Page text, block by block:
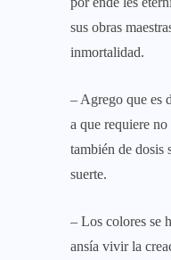
sus obras
inmortalidad.
– Agrego que es
a que requiere
también de dosis
suerte.
– Los colores se
ansía vivir la